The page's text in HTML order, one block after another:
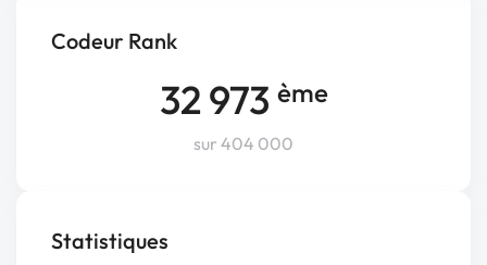
Codeur Rank
32 973 ème
sur 404 000
Statistiques